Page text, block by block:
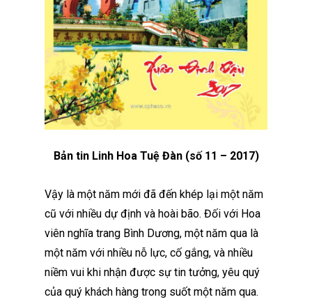
Bản tin Linh Hoa Tuệ Đàn (số 11 – 2017)
Vậy là một năm mới đã đến khép lại một năm
cũ với nhiều dự định và hoài bão. Đối với Hoa
viên nghĩa trang Bình Dương, một năm qua là
một năm với nhiều nỗ lực, cố gắng, và nhiều
niềm vui khi nhận được sự tin tưởng, yêu quý
của quý khách hàng trong suốt một năm qua.